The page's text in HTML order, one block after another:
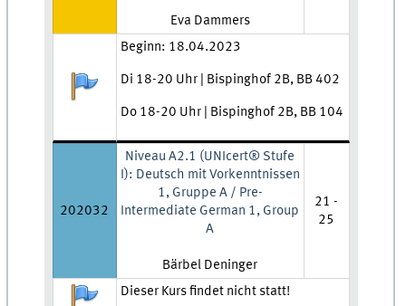
Lehrkraft:
Eva Dammers
Anmeldestatus:
Zeit und Ort:
Beginn: 18.04.2023
Di 18-20 Uhr | Bispinghof 2B, BB 402
Do 18-20 Uhr | Bispinghof 2B, BB 104
202032
Niveau A2.1 (UNIcert® Stufe
I): Deutsch mit Vorkenntnissen
1, Gruppe A / Pre-
Intermediate German 1, Group
A
Lehrkraft:
Bärbel Deninger
21 -
25
Anmeldestatus:
Zeit und Ort:
Dieser Kurs findet nicht statt!